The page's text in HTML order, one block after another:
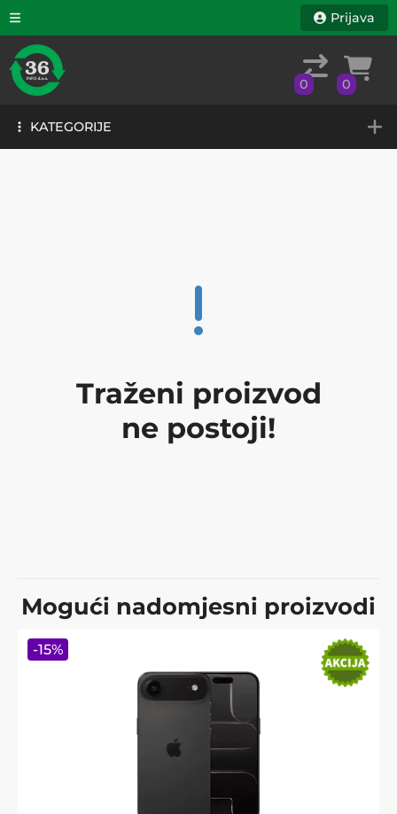
KATEGORIJE
Prijava
0 0
KATEGORIJE
Traženi proizvod
ne postoji!
Mogući nadomjesni proizvodi
-15%